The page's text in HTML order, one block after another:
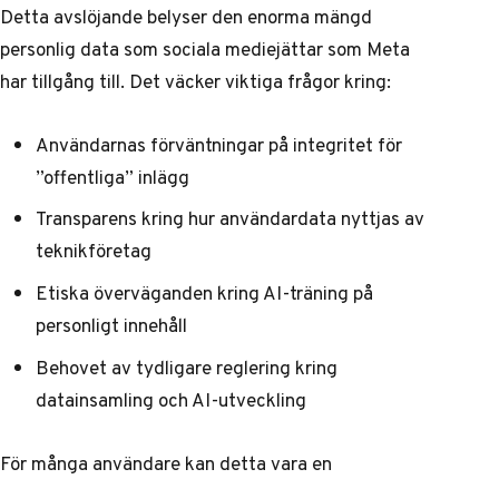
Detta avslöjande belyser den enorma mängd
personlig data som sociala mediejättar som Meta
har tillgång till. Det väcker viktiga frågor kring:
Användarnas förväntningar på integritet för
”offentliga” inlägg
Transparens kring hur användardata nyttjas av
teknikföretag
Etiska överväganden kring AI-träning på
personligt innehåll
Behovet av tydligare reglering kring
datainsamling och AI-utveckling
För många användare kan detta vara en